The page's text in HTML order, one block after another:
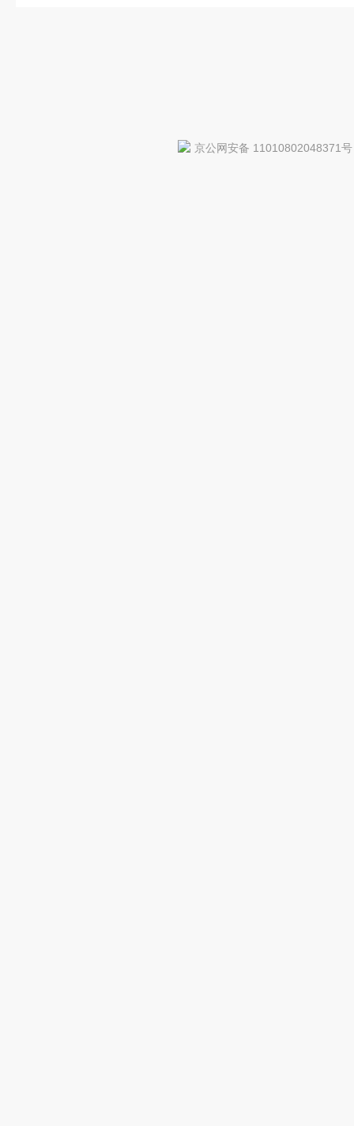
京公网安备 11010802048371号